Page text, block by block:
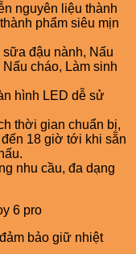
nguyên liệu thành
phẩm siêu mịn
đậu nành, Nấu
cháo, Làm sinh
hình LED dễ sử
thời gian chuẩn bị,
18 giờ tới khi sẵn
nhu cầu, đa dạng
bảo giữ nhiệt